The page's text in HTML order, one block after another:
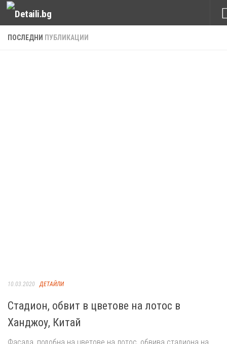
Към съдържанието
ПОСЛЕДНИ ПУБЛИКАЦИИ
10.03.2020 ДЕТАЙЛИ
Стадион, обвит в цветове на лотос в
Ханджоу, Китай